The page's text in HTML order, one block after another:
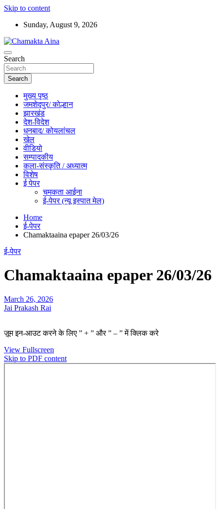
Skip to content
Sunday, August 9, 2026
Chamakta Aina
Hindi News Paper – Jharkhand
Search
Search
मुख्य पृष्ठ
जमशेदपुर/ कोल्हान
झारखंड
देश-विदेश
धनबाद/ कोयलांचल
खेल
वीडियो
सम्पादकीय
कला-संस्कृति / अध्यात्म
विशेष
ई पेपर
चमकता आईना
ई-पेपर (न्यू इस्पात मेल)
Home
ई-पेपर
Chamaktaaina epaper 26/03/26
ई-पेपर
Chamaktaaina epaper 26/03/26
March 26, 2026
Jai Prakash Rai
ज़ूम इन-आउट करने के लिए ” + ” और ” – ” में क्लिक करे
View Fullscreen
Skip to PDF content